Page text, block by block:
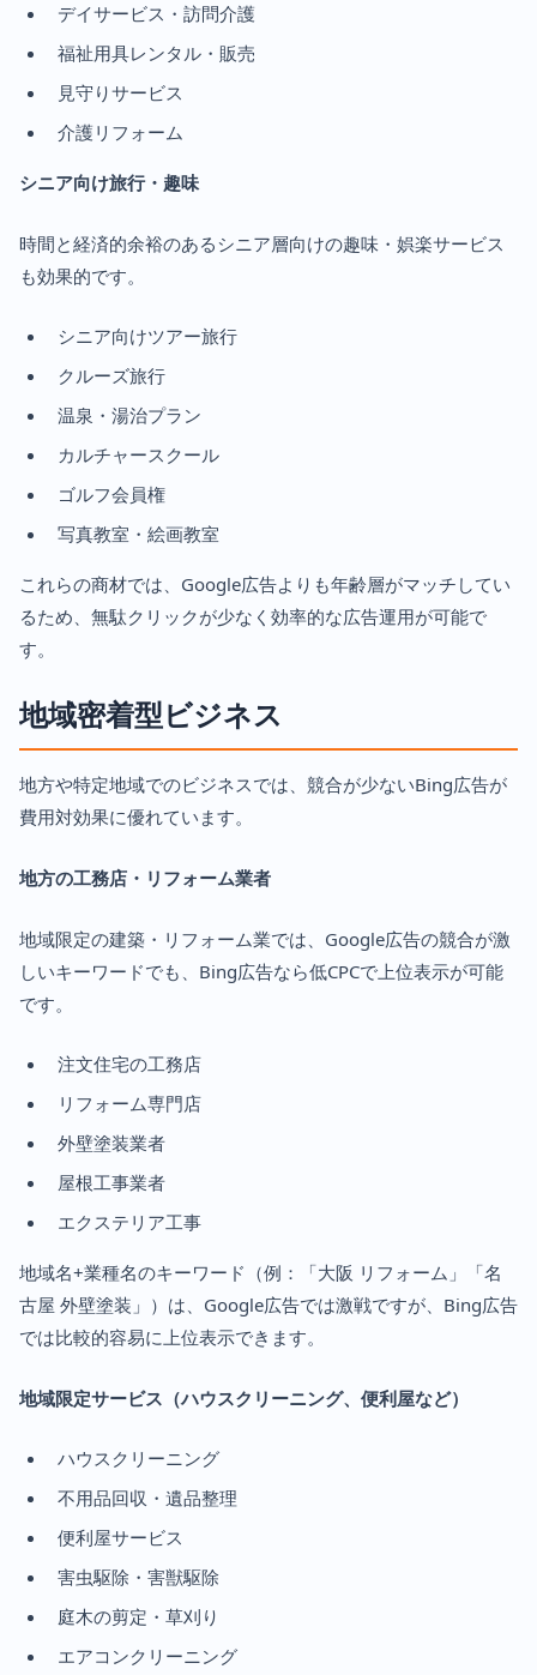
デイサービス・訪問介護
福祉用具レンタル・販売
見守りサービス
介護リフォーム
シニア向け旅行・趣味
時間と経済的余裕のあるシニア層向けの趣味・娯楽サービス
も効果的です。
シニア向けツアー旅行
クルーズ旅行
温泉・湯治プラン
カルチャースクール
ゴルフ会員権
写真教室・絵画教室
これらの商材では、Google広告よりも年齢層がマッチしてい
るため、無駄クリックが少なく効率的な広告運用が可能で
す。
地域密着型ビジネス
地方や特定地域でのビジネスでは、競合が少ないBing広告が
費用対効果に優れています。
地方の工務店・リフォーム業者
地域限定の建築・リフォーム業では、Google広告の競合が激
しいキーワードでも、Bing広告なら低CPCで上位表示が可能
です。
注文住宅の工務店
リフォーム専門店
外壁塗装業者
屋根工事業者
エクステリア工事
地域名+業種名のキーワード（例：「大阪 リフォーム」「名
古屋 外壁塗装」）は、Google広告では激戦ですが、Bing広告
では比較的容易に上位表示できます。
地域限定サービス（ハウスクリーニング、便利屋など）
ハウスクリーニング
不用品回収・遺品整理
便利屋サービス
害虫駆除・害獣駆除
庭木の剪定・草刈り
エアコンクリーニング